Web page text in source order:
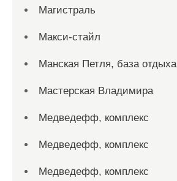
Магистраль
Макси-стайл
Манская Петля, база отдыха
Мастерская Владимира
Медведефф, комплекс
Медведефф, комплекс
Медведефф, комплекс